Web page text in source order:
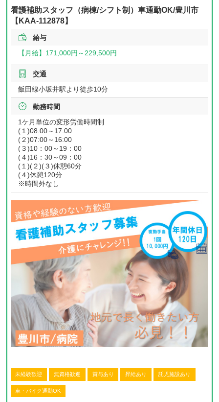
看護補助スタッフ（病棟/シフト制）車通勤OK/豊川市
【KAA-112878】
給与
【月給】 171,000円～ 229,500円
交通
飯田線小坂井駅より徒歩10分
勤務時間
1ケ月単位の変形労働時間制
(１)08:00～17:00
(２)07:00～16:00
(３)10：00～19：00
(４)16：30～09：00
(１)(２)(３)休憩60分
(４)休憩120分
※時間外なし
未経験歓迎 無資格歓迎 賞与あり 昇給あり 託児施設あり
車・バイク通勤OK